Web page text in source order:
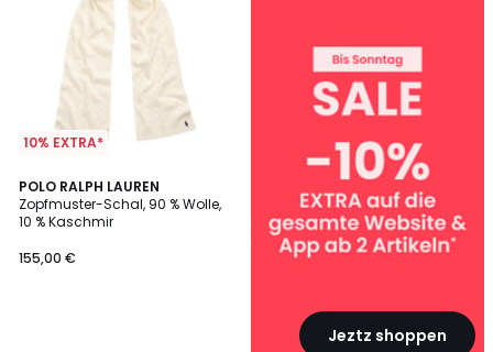
10% EXTRA*
POLO RALPH LAUREN
Zopfmuster-Schal, 90 % Wolle,
10 % Kaschmir
155,00 €
Jeztz shoppen
Artikeln*